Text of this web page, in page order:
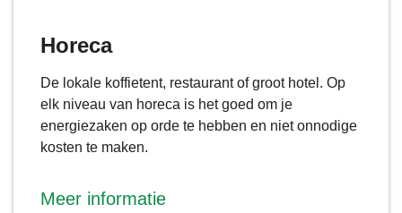
Horeca
De lokale koffietent, restaurant of groot hotel. Op
elk niveau van horeca is het goed om je
energiezaken op orde te hebben en niet onnodige
kosten te maken.
Meer informatie